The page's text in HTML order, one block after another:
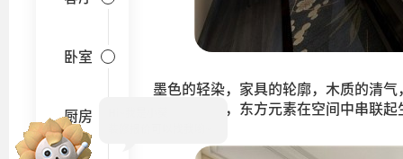
墨色的轻染，家具的轮廓，木质的清
儒雅的气质，东方元素在空间中串联
卧室
厨房